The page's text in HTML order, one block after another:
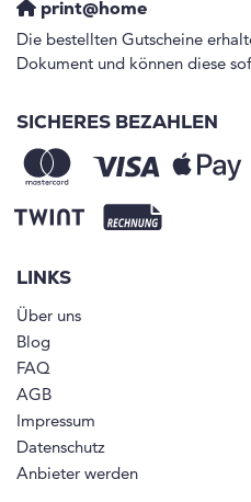
print@home
Die bestellten Gutscheine
Dokument und können diese
SICHERES BEZAHLEN
LINKS
Über uns
Blog
FAQ
AGB
Impressum
Datenschutz
Anbieter werden